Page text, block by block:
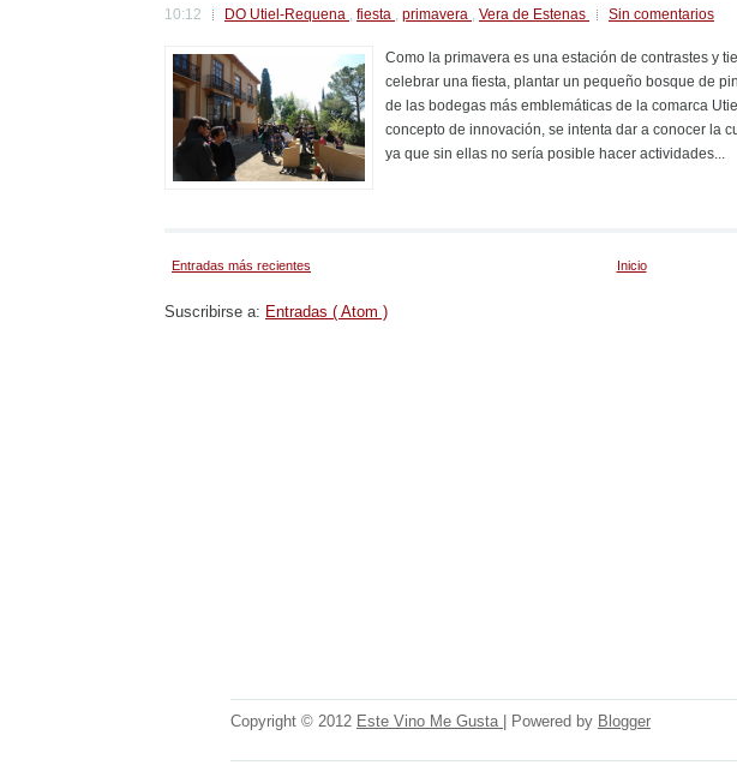
10:12 DO Utiel-Requena fiesta primavera Vera de Estenas Sin comentarios
Como la primavera es una estación de contrastes y
celebrar una fiesta, plantar un pequeño bosque de
de las bodegas más emblemáticas de la comarca
concepto de innovación, se intenta dar a conocer la
ya que sin ellas no sería posible hacer actividades...
Entradas más recientes Inicio
Suscribirse a: Entradas ( Atom )
Copyright © 2012 Este Vino Me Gusta | Powered by Blogger